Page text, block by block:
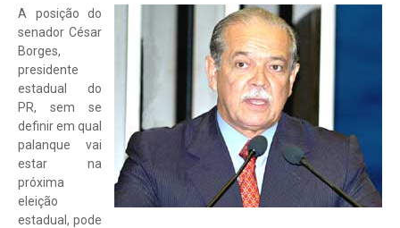
A posição do
senador César
Borges,
presidente
estadual do
PR, sem se
definir em qual
palanque vai
estar na
próxima
eleição
estadual, pode